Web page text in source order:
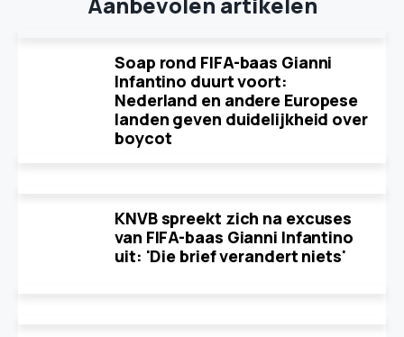
Soap rond FIFA-baas Gianni
Infantino duurt voort:
Nederland en andere Europese
landen geven duidelijkheid over
boycot
KNVB spreekt zich na excuses
van FIFA-baas Gianni Infantino
uit: 'Die brief verandert niets'